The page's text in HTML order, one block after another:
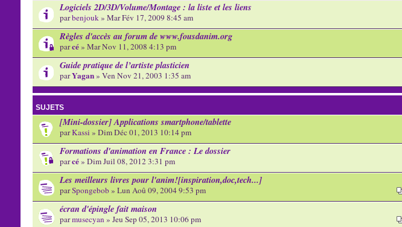
Logiciels 2D/3D/Volume/Montage : la liste et les liens
parbenjouk» Mar Fév 17, 2009 8:45 am
Règles d'accès au forum de www.fousdanim.org
parcé» Mar Nov 11, 2008 4:13 pm
Guide pratique de l’artiste plasticien
parYagan» Ven Nov 21, 2003 1:35 am
SUJETS
[Mini-dossier] Applications smartphone/tablette
parKassi » Dim Déc 01, 2013 10:14 pm
Formations d'animation en France : Le dossier
parcé» Dim Juil 08, 2012 3:31 pm
Les meilleurs livres pour l'anim![inspiration,doc,tech...]
parSpongebob » Lun Aoû 09, 2004 9:53 pm
écran d'épingle fait maison
parmusecyan » Jeu Sep 05, 2013 10:06 pm